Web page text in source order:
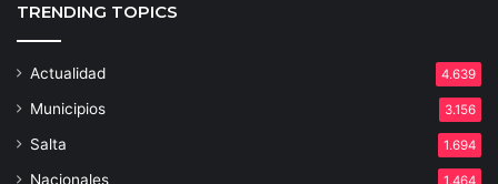
TRENDING TOPICS
Actualidad 4.639
Municipios 3.156
Salta 1.694
Nacionales